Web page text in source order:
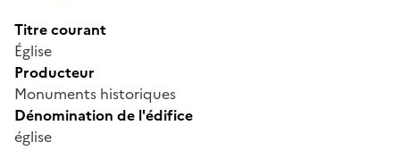
Titre courant
Église
Producteur
Monuments historiques
Dénomination de l'édifice
église